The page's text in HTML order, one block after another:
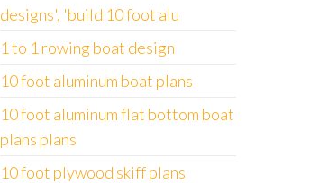
designs', 'build 10 foot alu
1 to 1 rowing boat design
10 foot aluminum boat plans
10 foot aluminum flat bottom boat
plans plans
10 foot plywood skiff plans